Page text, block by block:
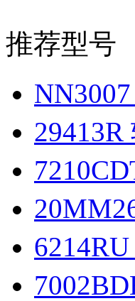
推荐型号
29413R